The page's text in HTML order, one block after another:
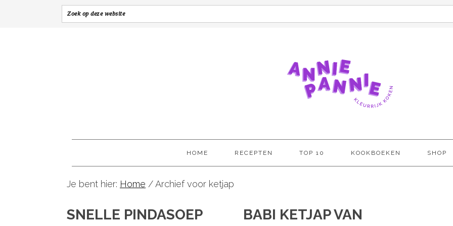
HOME RECEPTEN TOP 10 KOOKBOEKEN SHOP
Je bent hier: Home /Archief voor ketjap
SNELLE PINDASOEP
BABI KETJAP VAN